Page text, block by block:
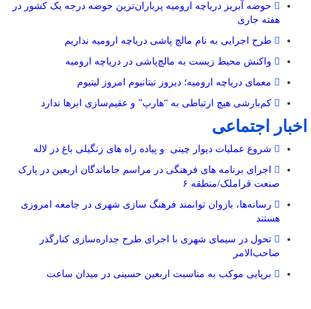
حوضه آبریز دریاچه ارومیه پرباران‌ترین حوضه‌ درجه یک کشور در
هفته جاری
طرح اجرایی به نام مالچ پاشی دریاچه ارومیه نداریم
واکنش محیط زیست به مالچ‌پاشی در دریاچه ارومیه
معمای دریاچه ارومیه؛ دیروز تیتانیوم امروز لیتیوم
کم‌بارشی هیچ ارتباطی به “هارپ” و عقیم‌سازی ابرها ندارد
اخبار اجتماعی
شروع عملیات دیوار چینی و پیاده راه های زنگیلی باغ در لاله
اجرای برنامه های فرهنگی در مراسم جاماندگان اربعین در پارک
صنعت قراملک/منطقه ۶
رسانه‌ها، بازوان توانمند فرهنگ‌ سازی شهری در جامعه امروزی
هستند
تحول در سیمای شهری با اجرای طرح جداره‌سازی کنارگذر
صاحب‌الامر
برپایی موکب به مناسبت اربعین حسینی در میدان ساعت